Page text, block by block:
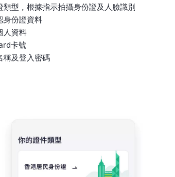
類型，根據指示拍攝身份證及人臉識別
身份證資料
人資料
卡號
稱及登入密碼